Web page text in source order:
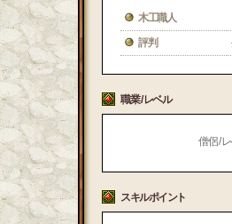
木工職人
評判
職業 / レベル
僧侶 /
スキルポイント